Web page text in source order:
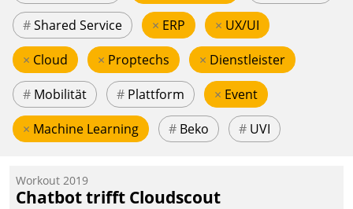
#Shared Service × ERP × UX/UI
× Cloud × Proptechs × Dienstleister
# Mobilität # Plattform × Event
× Machine Learning # Beko # UVI
Workout 2019
Chatbot trifft Cloudscout